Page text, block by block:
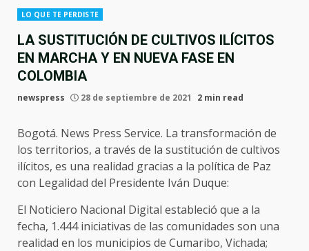
LO QUE TE PERDISTE
LA SUSTITUCIÓN DE CULTIVOS ILÍCITOS
EN MARCHA Y EN NUEVA FASE EN
COLOMBIA
newspress 28 de septiembre de 2021 2 min read
Bogotá. News Press Service. La transformación de
los territorios, a través de la sustitución de cultivos
ilícitos, es una realidad gracias a la política de Paz
con Legalidad del Presidente Iván Duque:
El Noticiero Nacional Digital estableció que a la
fecha, 1.444 iniciativas de las comunidades son una
realidad en los municipios de Cumaribo, Vichada;